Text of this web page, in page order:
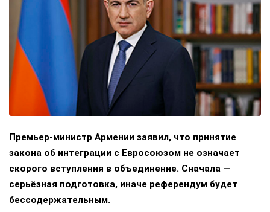
Премьер-министр Армении заявил, что принятие
закона об интеграции с Евросоюзом не означает
скорого вступления в объединение. Сначала —
серьёзная подготовка, иначе референдум будет
бессодержательным.